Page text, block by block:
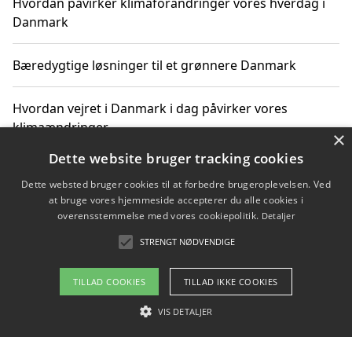
Danmark
Bæredygtige løsninger til et grønnere Danmark
Hvordan vejret i Danmark i dag påvirker vores
klimaændringer
Hvordan klimaændringer påvirker danske unges
gaveønsker
Om / kontakt
Blog Betingelser
×
Dette website bruger tracking cookies
Dette websted bruger cookies til at forbedre brugeroplevelsen. Ved
at bruge vores hjemmeside accepterer du alle cookies i
overensstemmelse med vores cookiepolitik. Detaljer
STRENGT NØDVENDIGE
TILLAD COOKIES TILLAD IKKE COOKIES
VIS DETALJER